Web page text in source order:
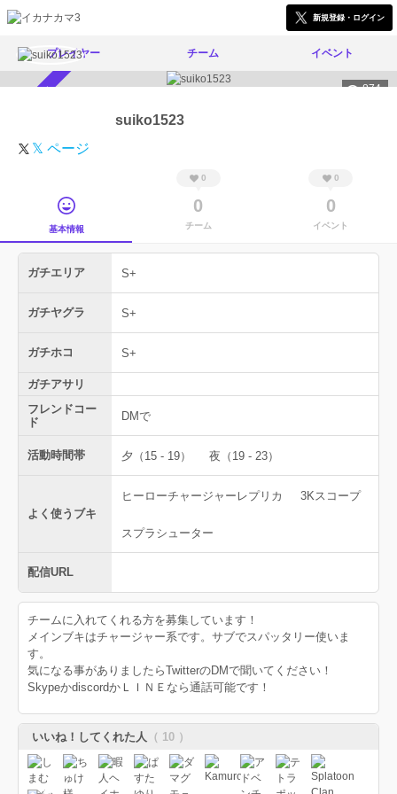
新規登録・ログイン
プレイヤー チーム イベント
874
suiko1523
𝕏 ページ
基本情報
0
0
チーム
0
0
イベント
ガチエリア S+
ガチヤグラ S+
ガチホコ S+
ガチアサリ
フレンドコー
ド
DMで
活動時間帯 夕（15 - 19） 夜（19 - 23）
よく使うブキ
ヒーローチャージャーレプリカ 3Kスコープ
スプラシューター
配信URL
チームに入れてくれる方を募集しています！
メインブキはチャージャー系です。サブでスパッタリー使いま
す。
気になる事がありましたらTwitterのDMで聞いてください！
SkypeかdiscordかＬＩＮＥなら通話可能です！
いいね！してくれた人 （ 10 ）